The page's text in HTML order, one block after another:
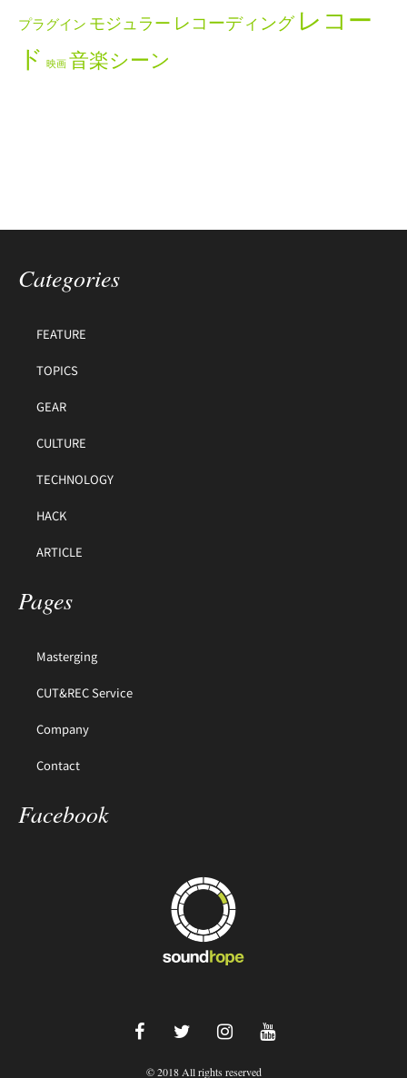
プラグイン モジュラー レコーディング レコー
ド 映画 音楽シーン
Categories
FEATURE
TOPICS
GEAR
CULTURE
TECHNOLOGY
HACK
ARTICLE
Pages
Masterging
CUT&REC Service
Company
Contact
Facebook
© 2018 All rights reserved